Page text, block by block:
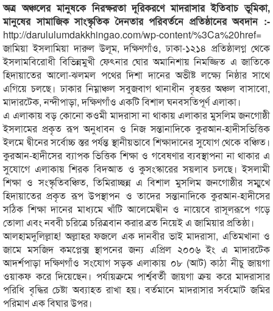
অত্র অঞ্চলের মানুষকে নিরক্ষরতা দূরিকরণে মাদরাসার ইতিবাচ ভূমিকা,
মানুষের সামাজিক সাংস্কৃতিক দৈনতার পরিবর্তনে প্রতিষ্ঠানের অবদান :-
http://darululumdakkhingao.com/wp-content/%3Ca%20href=
জামিয়া ইসলামিয়া দারুল উলূম, দক্ষিণগাঁও, ঢাকা-১২১৪ প্রতিষ্ঠালগ্ন থেকে
ইসলামবিরোধী বিভিন্নমুখী ফেৎনার ঘোর অমানিশায় নিমজ্জিত এ জাতিকে
হিদায়াতের আলো-ঝলমল পথের দিশা দানের অভীষ্ট লক্ষ্যে নিষ্ঠার সাথে
এগিয়ে চলছে। ঢাকার নিম্নাঞ্চল সবুজবাগ থানাধীন বৃহত্তর অঞ্চল বাসাবো,
মাদারটেক, নন্দীপাড়া, দক্ষিণগাঁও একটি বিশাল ঘনবসতিপূর্ণ এলাকা।
এ এলাকায় বড় কোনো কওমী মাদরাসা না থাকায় এলাকার মুসলিম জনগোষ্ঠী
ইসলামের প্রকৃত রূপ অনুধাবন ও নিজ সন্তানাদিকে কুরআন-হাদীসভিত্তিক
ইলমে দ্বীনের সর্বোচ্চ স্তর পর্যন্ত স্থানীয়ভাবে শিক্ষাদানের সুযোগ থেকে বঞ্চিত।
কুরআন-হাদীসের ব্যাপক ভিত্তিক শিক্ষা ও গবেষণার ব্যবস্থাপনা না থাকার এ
সুযোগে এলাকায় শিরক বিদআত ও কুসংস্কারের সয়লাব চলছে। ইসলামী
শিক্ষা ও সংস্কৃতিবঞ্চিত, তিমিরাচ্ছন্ন এ বিশাল মুসলিম জনগোষ্ঠীর সম্মুখে
হিদায়াতের প্রকৃত রূপ উপস্থাপন ও তাদের সন্তানাদিকে কুরআন-হাদীসের
সঠিক শিক্ষা দানের মাধ্যমে খাঁটি আলেমেদ্বীন ও নায়েবে রাসূলরূপে গড়ে
তোলা এবং নববী চরিত্রে চরিত্রবান করার ব্রত নিয়েই এ জামিয়ার প্রতিষ্ঠা।
আলহামদুলিল্লাহ! অল্লাহর ফজলে এক দানবীর ভাই মাদরাসা, এতিমখানা ও
জামে মসজিদ কমপ্লেক্স স্থাপনের জন্য এপ্রিল ২০০৬ ইং এ মাদারটেক
আদর্শপাড়া দক্ষিণগাঁও সংযোগ সড়ক এলাকায় ০৮ (আট) কাঠা নীচু জায়গা
ওয়াকফ করে দিয়েছেন। পর্যায়ক্রমে পার্শ্ববর্তী জায়গা ক্রয় করে মাদরাসার
পরিধি বৃদ্ধির চেষ্টা অব্যাহত রাখা হয়। বর্তমানে মাদরাসার সর্বমোট জমির
পরিমাণ এক বিঘার উপর।